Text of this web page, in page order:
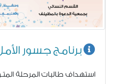
برنامج جسور
استهداف طالبات المرحلة